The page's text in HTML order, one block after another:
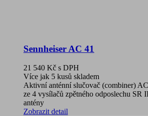
Sennheiser AC 41
21 540 Kč s DPH
Více jak 5 kusů skladem
Aktivní anténní slučovač (combiner)
ze 4 vysílačů zpětného odposlechu SR
antény
Zobrazit detail